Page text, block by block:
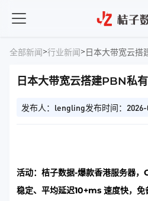
全部新闻>行业新闻>日本大带宽云搭
日本大带宽云搭建PBN私
发布人：lengling发布时间：
活动：桔子数据-爆款香港服务器
稳定、平均延迟10+ms 速度快，免